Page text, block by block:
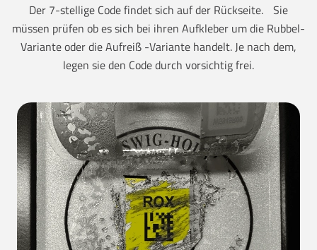
Der 7-stellige Code findet sich auf der Rückseite. Sie
müssen prüfen ob es sich bei ihren Aufkleber um die Rubbel-
Variante oder die Aufreiß -Variante handelt. Je nach dem,
legen sie den Code durch vorsichtig frei.